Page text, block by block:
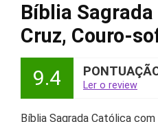
Bíblia
Cruz, Couro-
9.4 Ler o review
Bíblia Sagrada Católica